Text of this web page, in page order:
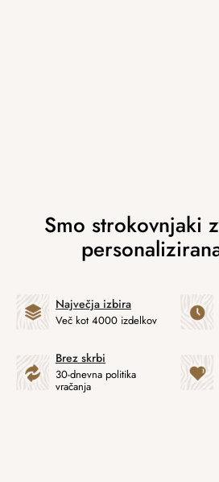
Največja izbira
Več kot 4000 izdelkov
Brez skrbi
30-dnevna politika
vračanja